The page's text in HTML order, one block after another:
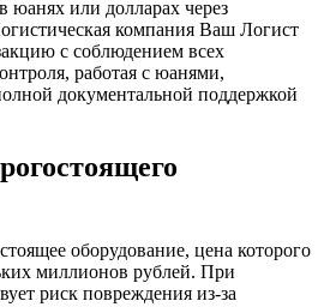
юанях или долларах через
компания Ваш Логист
с соблюдением всех
работая с юанями,
документальной поддержкой
оборудование, цена которого
миллионов рублей. При
риск повреждения из-за